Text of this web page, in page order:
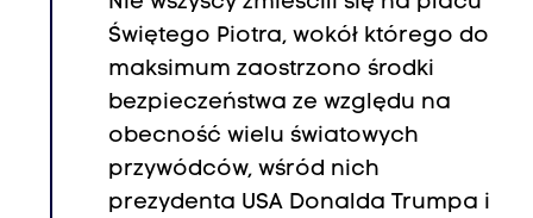
Świętego Piotra, wokół którego do
maksimum zaostrzono środki
bezpieczeństwa ze względu na
obecność wielu światowych
przywódców, wśród nich
prezydenta USA Donalda Trumpa i